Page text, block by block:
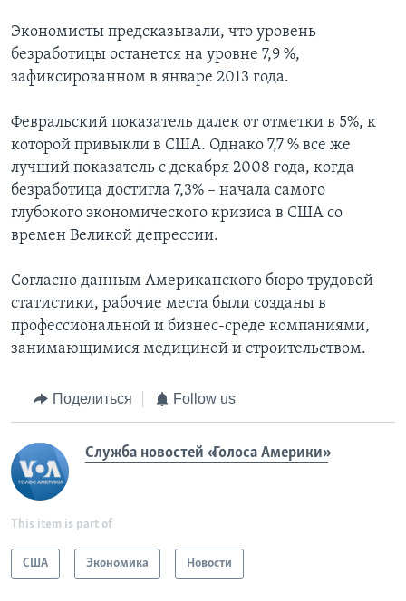
Экономисты предсказывали, что уровень
безработицы останется на уровне 7,9 %,
зафиксированном в январе 2013 года.
Февральский показатель далек от отметки в 5%, к
которой привыкли в США. Однако 7,7 % все же
лучший показатель с декабря 2008 года, когда
безработица достигла 7,3% – начала самого
глубокого экономического кризиса в США со
времен Великой депрессии.
Согласно данным Американского бюро трудовой
статистики, рабочие места были созданы в
профессиональной и бизнес-среде компаниями,
занимающимися медициной и строительством.
Поделиться Follow us
Служба новостей «Голоса Америки»
This item is part of
США Экономика Новости